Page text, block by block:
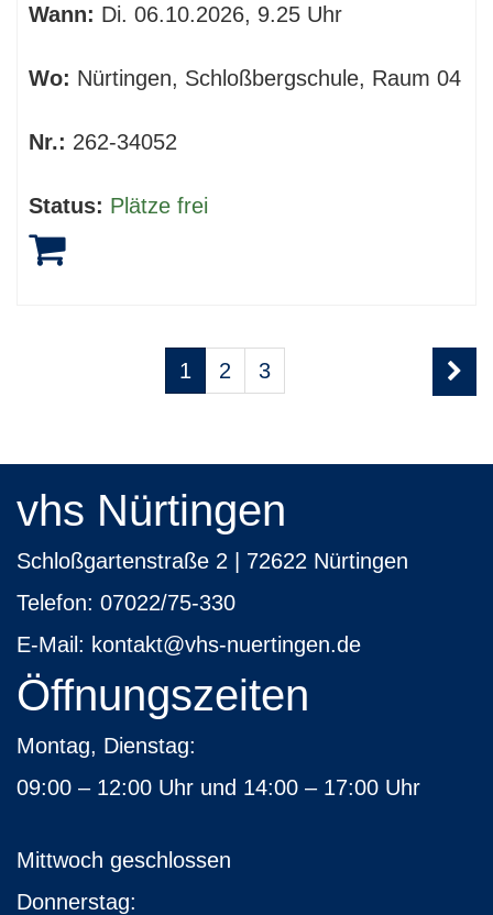
Wann: Di. 06.10.2026, 9.25 Uhr
Wo: Nürtingen, Schloßbergschule, Raum 04
Nr.: 262-34052
Status: Plätze frei
Seiten
blättern
1 2 3
vhs Nürtingen
Schloßgartenstraße 2 | 72622 Nürtingen
Telefon: 07022/75-330
E-Mail: kontakt@vhs-nuertingen.de
Öffnungszeiten
Montag, Dienstag:
09:00 – 12:00 Uhr und 14:00 – 17:00 Uhr
Mittwoch geschlossen
Donnerstag: